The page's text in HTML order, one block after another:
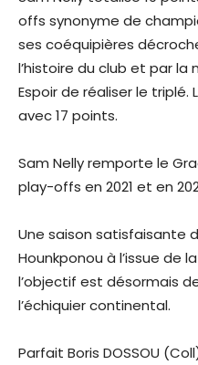
offs synonyme de
ses coéquipières
l’histoire du club et par
Espoir de réaliser le
avec 17 points.
Sam Nelly remporte le
play-offs en 2021 et en
Une saison satisfaisante
Hounkponou à l’issue de
l’objectif est désormais
l’échiquier continental.
Parfait Boris DOSSOU